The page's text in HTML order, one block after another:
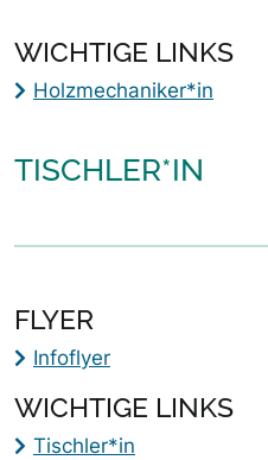
WICHTIGE LINKS
Holzmechaniker*in
TISCHLER*IN
FLYER
Infoflyer
WICHTIGE LINKS
Tischler*in